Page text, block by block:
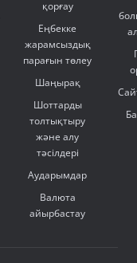
қорғау
Еңбекке
жарамсыздық
парағын төлеу
Шаңырақ
Шоттарды
толтықтыру
және алу
тәсілдері
Аударымдар
Валюта
айырбастау